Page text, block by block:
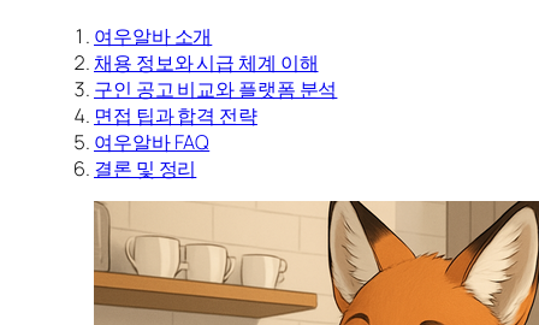
여우알바 소개
채용 정보와 시급 체계 이해
구인 공고 비교와 플랫폼 분석
면접 팁과 합격 전략
여우알바 FAQ
결론 및 정리